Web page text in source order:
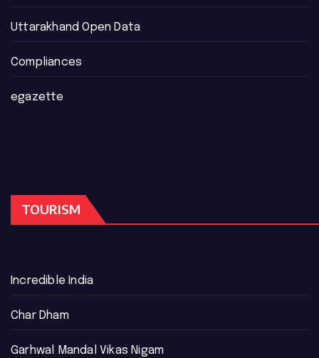
Uttarakhand Open Data
Compliances
egazette
TOURISM
Incredible India
Char Dham
Garhwal Mandal Vikas Nigam